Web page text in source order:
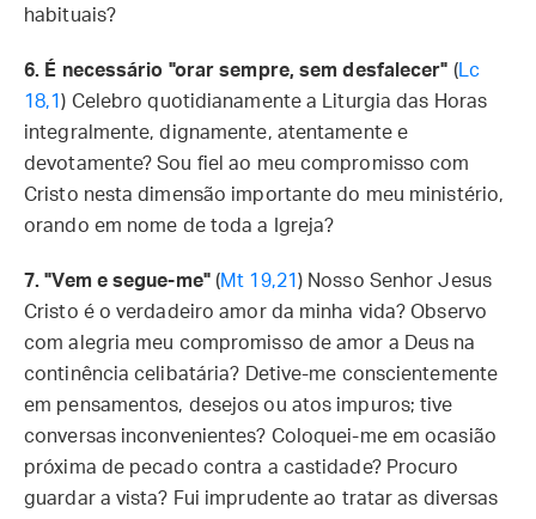
habituais?
6. É necessário "orar sempre, sem desfalecer" (Lc
18,1) Celebro quotidianamente a Liturgia das Horas
integralmente, dignamente, atentamente e
devotamente? Sou fiel ao meu compromisso com
Cristo nesta dimensão importante do meu ministério,
orando em nome de toda a Igreja?
7. "Vem e segue-me"(Mt 19,21 ) Nosso Senhor Jesus
Cristo é o verdadeiro amor da minha vida? Observo
com alegria meu compromisso de amor a Deus na
continência celibatária? Detive-me conscientemente
em pensamentos, desejos ou atos impuros; tive
conversas inconvenientes? Coloquei-me em ocasião
próxima de pecado contra a castidade? Procuro
guardar a vista? Fui imprudente ao tratar as diversas